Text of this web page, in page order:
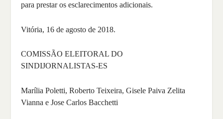
para prestar os esclarecimentos adicionais.
Vitória, 16 de agosto de 2018.
COMISSÃO ELEITORAL DO
SINDIJORNALISTAS-ES
Marília Poletti, Roberto Teixeira, Gisele Paiva Zelita
Vianna e Jose Carlos Bacchetti